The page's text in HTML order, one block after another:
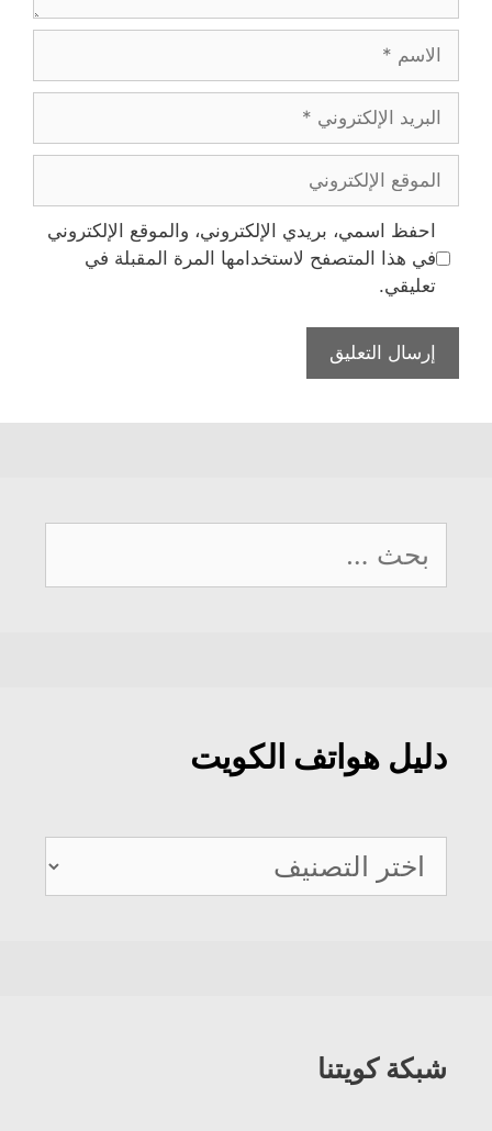
الإلكتروني
الإلكتروني
احفظ اسمي، بريدي الإلكتروني، والموقع الإلكتروني
في هذا المتصفح لاستخدامها المرة المقبلة في
تعليقي.
البحث
عن:
دليل هواتف الكويت
دليل
هواتف
شبكة كويتنا